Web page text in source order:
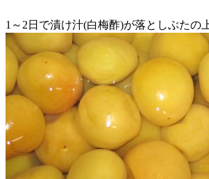
1～2日で漬け汁(白梅酢)が落としぶたの